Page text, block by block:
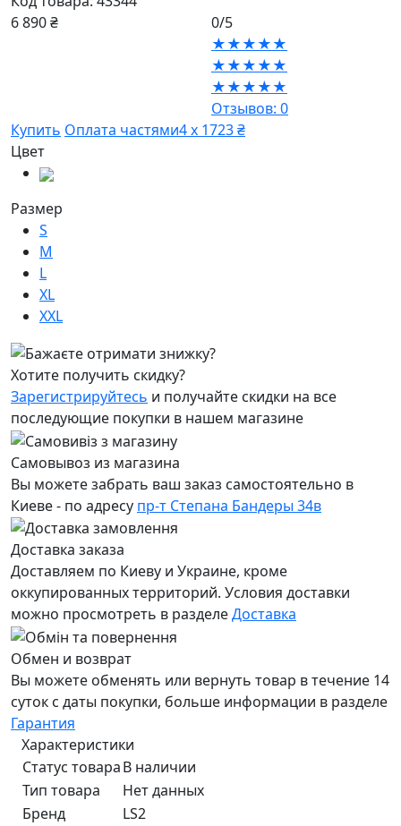
6 890 ₴
0/5
★★★★★
★★★★★
★★★★★
Отзывов: 0
Купить Оплата частями4 х 1723 ₴
Цвет
Размер
S
M
L
XL
XXL
Хотите получить скидку?
Зарегистрируйтесь и получайте скидки на все
последующие покупки в нашем магазине
Самовывоз из магазина
Вы можете забрать ваш заказ самостоятельно в
Киеве - по адресу пр-т Степана Бандеры 34в
Доставка заказа
Доставляем по Киеву и Украине, кроме
оккупированных территорий. Условия доставки
можно просмотреть в разделеДоставка
Обмен и возврат
Вы можете обменять или вернуть товар в течение 14
суток с даты покупки, больше информации в разделе
Гарантия
Характеристики
Статус товараВ наличии
Тип товара
Нет данных
Бренд
LS2